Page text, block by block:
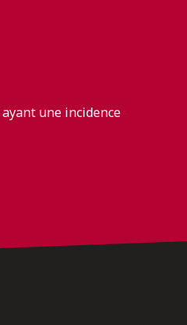
une incidence